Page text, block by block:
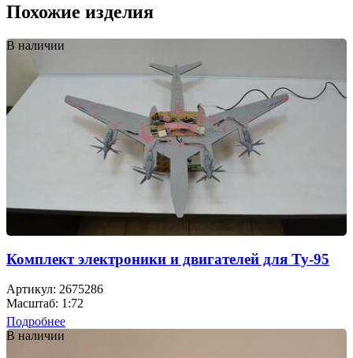
Похожие изделия
В наличии
Комплект электроники и двигателей для Ту-95
Артикул: 2675286
Масштаб: 1:72
Подробнее
В наличии